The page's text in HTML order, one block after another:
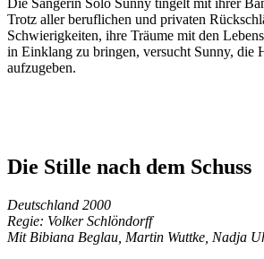
Die Sängerin Solo Sunny tingelt mit ihrer
Trotz aller beruflichen und privaten
Schwierigkeiten, ihre Träume mit den
in Einklang zu bringen, versucht Sunny, die
aufzugeben.
Die Stille nach dem Schuss
Deutschland 2000
Regie: Volker Schlöndorff
Mit Bibiana Beglau, Martin Wuttke, Nadja